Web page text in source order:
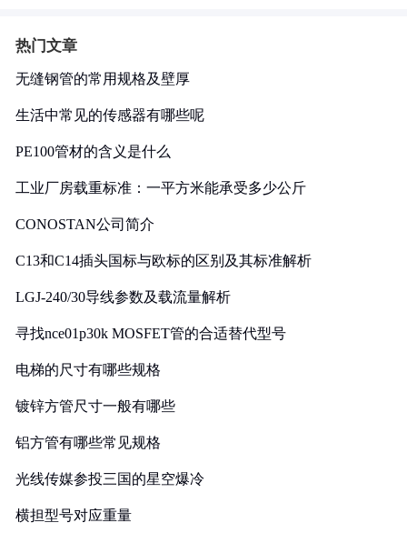
热门文章
无缝钢管的常用规格及壁厚
生活中常见的传感器有哪些呢
PE100管材的含义是什么
工业厂房载重标准：一平方米能承受多少公斤
CONOSTAN公司简介
C13和C14插头国标与欧标的区别及其标准解析
LGJ-240/30导线参数及载流量解析
寻找nce01p30k MOSFET管的合适替代型号
电梯的尺寸有哪些规格
镀锌方管尺寸一般有哪些
铝方管有哪些常见规格
光线传媒参投三国的星空爆冷
横担型号对应重量